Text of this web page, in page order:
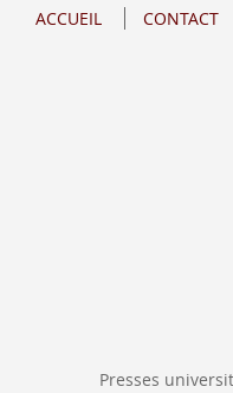
lettre
ACCUEIL CONTACT
Presses